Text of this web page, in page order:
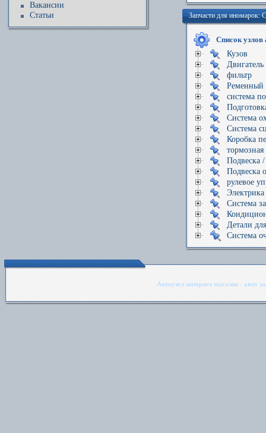
Вакансии
Статьи
Запчасти для иномарок:
Список узлов
Кузов
Двигатель
фильтр
Ременный
система
Система
Система
Коробка
тормозная
Подвеска
Подвеска
рулевое
Электрика
Система
Детали
Система
Автоузел интернет магазин - авто